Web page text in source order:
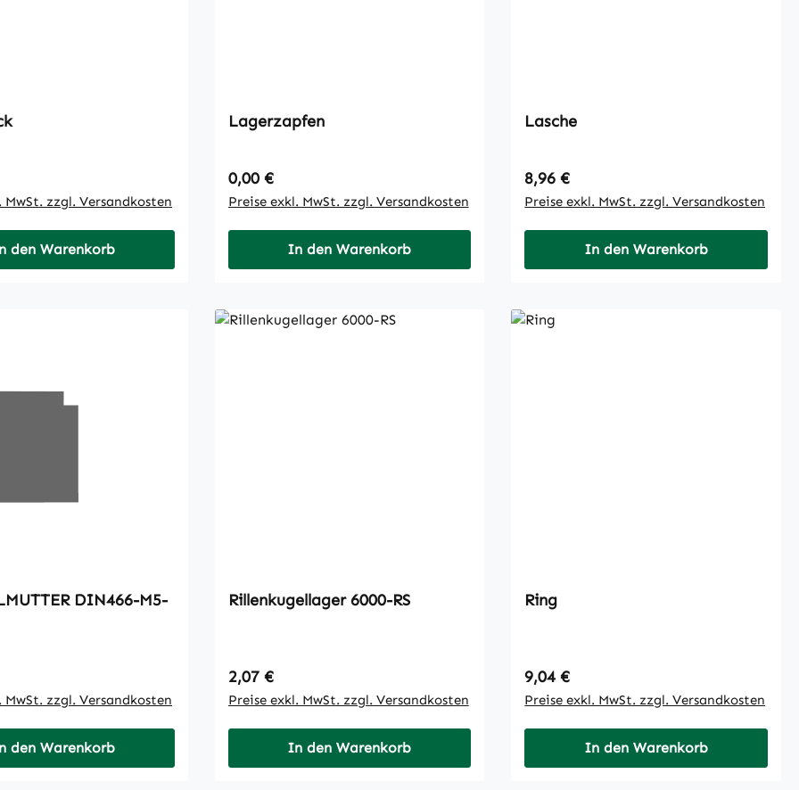
MwSt. zzgl. Versandkosten
den Warenkorb
Lagerzapfen
Regulärer Preis:
0,00 €
Preise exkl. MwSt. zzgl. Versandkosten
In den Warenkorb
Lasche
Regulärer Preis:
8,96 €
Preise exkl. MwSt. zzgl. Versandkosten
In den Warenkorb
DIN466-M5-
MwSt. zzgl. Versandkosten
den Warenkorb
Rillenkugellager 6000-RS
Regulärer Preis:
2,07 €
Preise exkl. MwSt. zzgl. Versandkosten
In den Warenkorb
Ring
Regulärer Preis:
9,04 €
Preise exkl. MwSt. zzgl. Versandkosten
In den Warenkorb